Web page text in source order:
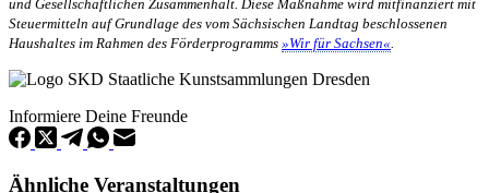
und Gesellschaftlichen Zusammenhalt. Diese Maßnahme wird mitfinanziert mit
Steuermitteln auf Grundlage des vom Sächsischen Landtag beschlossenen
Haushaltes im Rahmen des Förderprogramms »Wir für Sachsen«.
Informiere Deine Freunde
Ähnliche Veranstaltungen